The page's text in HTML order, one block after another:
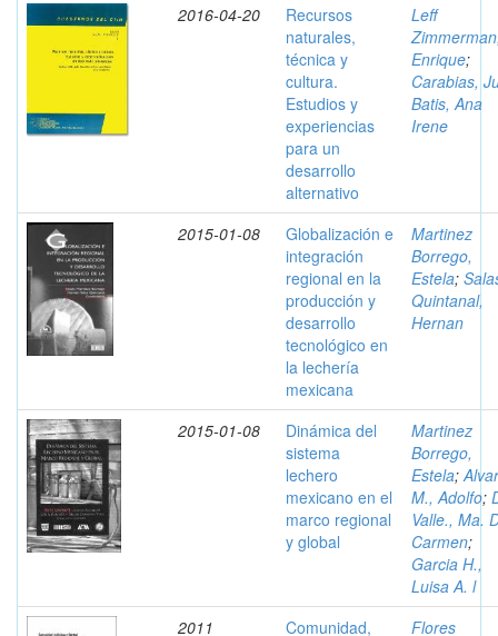
2016-04-20
Recursos
naturales,
técnica y
cultura.
Estudios y
experiencias
para un
desarrollo
alternativo
Leff
Enrique;
Carabias,
Batis, Ana
Irene
2015-01-08
Globalización e
integración
regional en la
producción y
desarrollo
tecnológico en
la lechería
mexicana
Martinez
Borrego,
Estela;
Quintanal,
Hernan
2015-01-08
Dinámica del
sistema
lechero
mexicano en el
marco regional
y global
Martinez
Borrego,
Estela;
M., Adolfo;
Valle., Ma.
Carmen;
Garcia H.,
Luisa A. l
2011
Comunidad, Flores